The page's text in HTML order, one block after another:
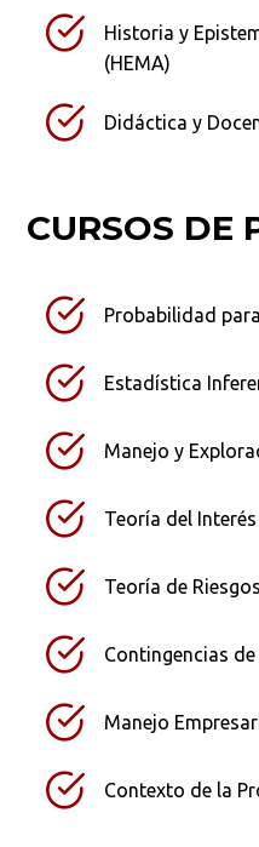
Historia y
(HEMA)
Didáctica y
CURSOS DE
Probabilidad
Estadística
Manejo y
Teoría del
Teoría de
Contingencias
Manejo
Contexto de la